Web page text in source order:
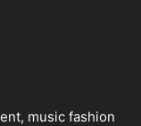
music fashion